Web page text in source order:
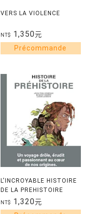
VERS LA VIOLENCE
NT$ 1,350元
L'INCROYABLE HISTOIRE
DE LA PREHISTOIRE
NT$ 1,320元